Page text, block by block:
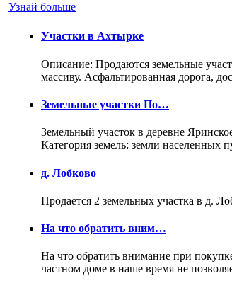
Узнай больше
Участки в Ахтырке
Описание: Продаются земельные
массиву. Асфальтированная дорога,
Земельные участки По…
Земельный участок в деревне
Категория земель: земли населенных
д. Лобково
Продается 2 земельных участка в д.
На что обратить вним…
На что обратить внимание при
частном доме в наше время не